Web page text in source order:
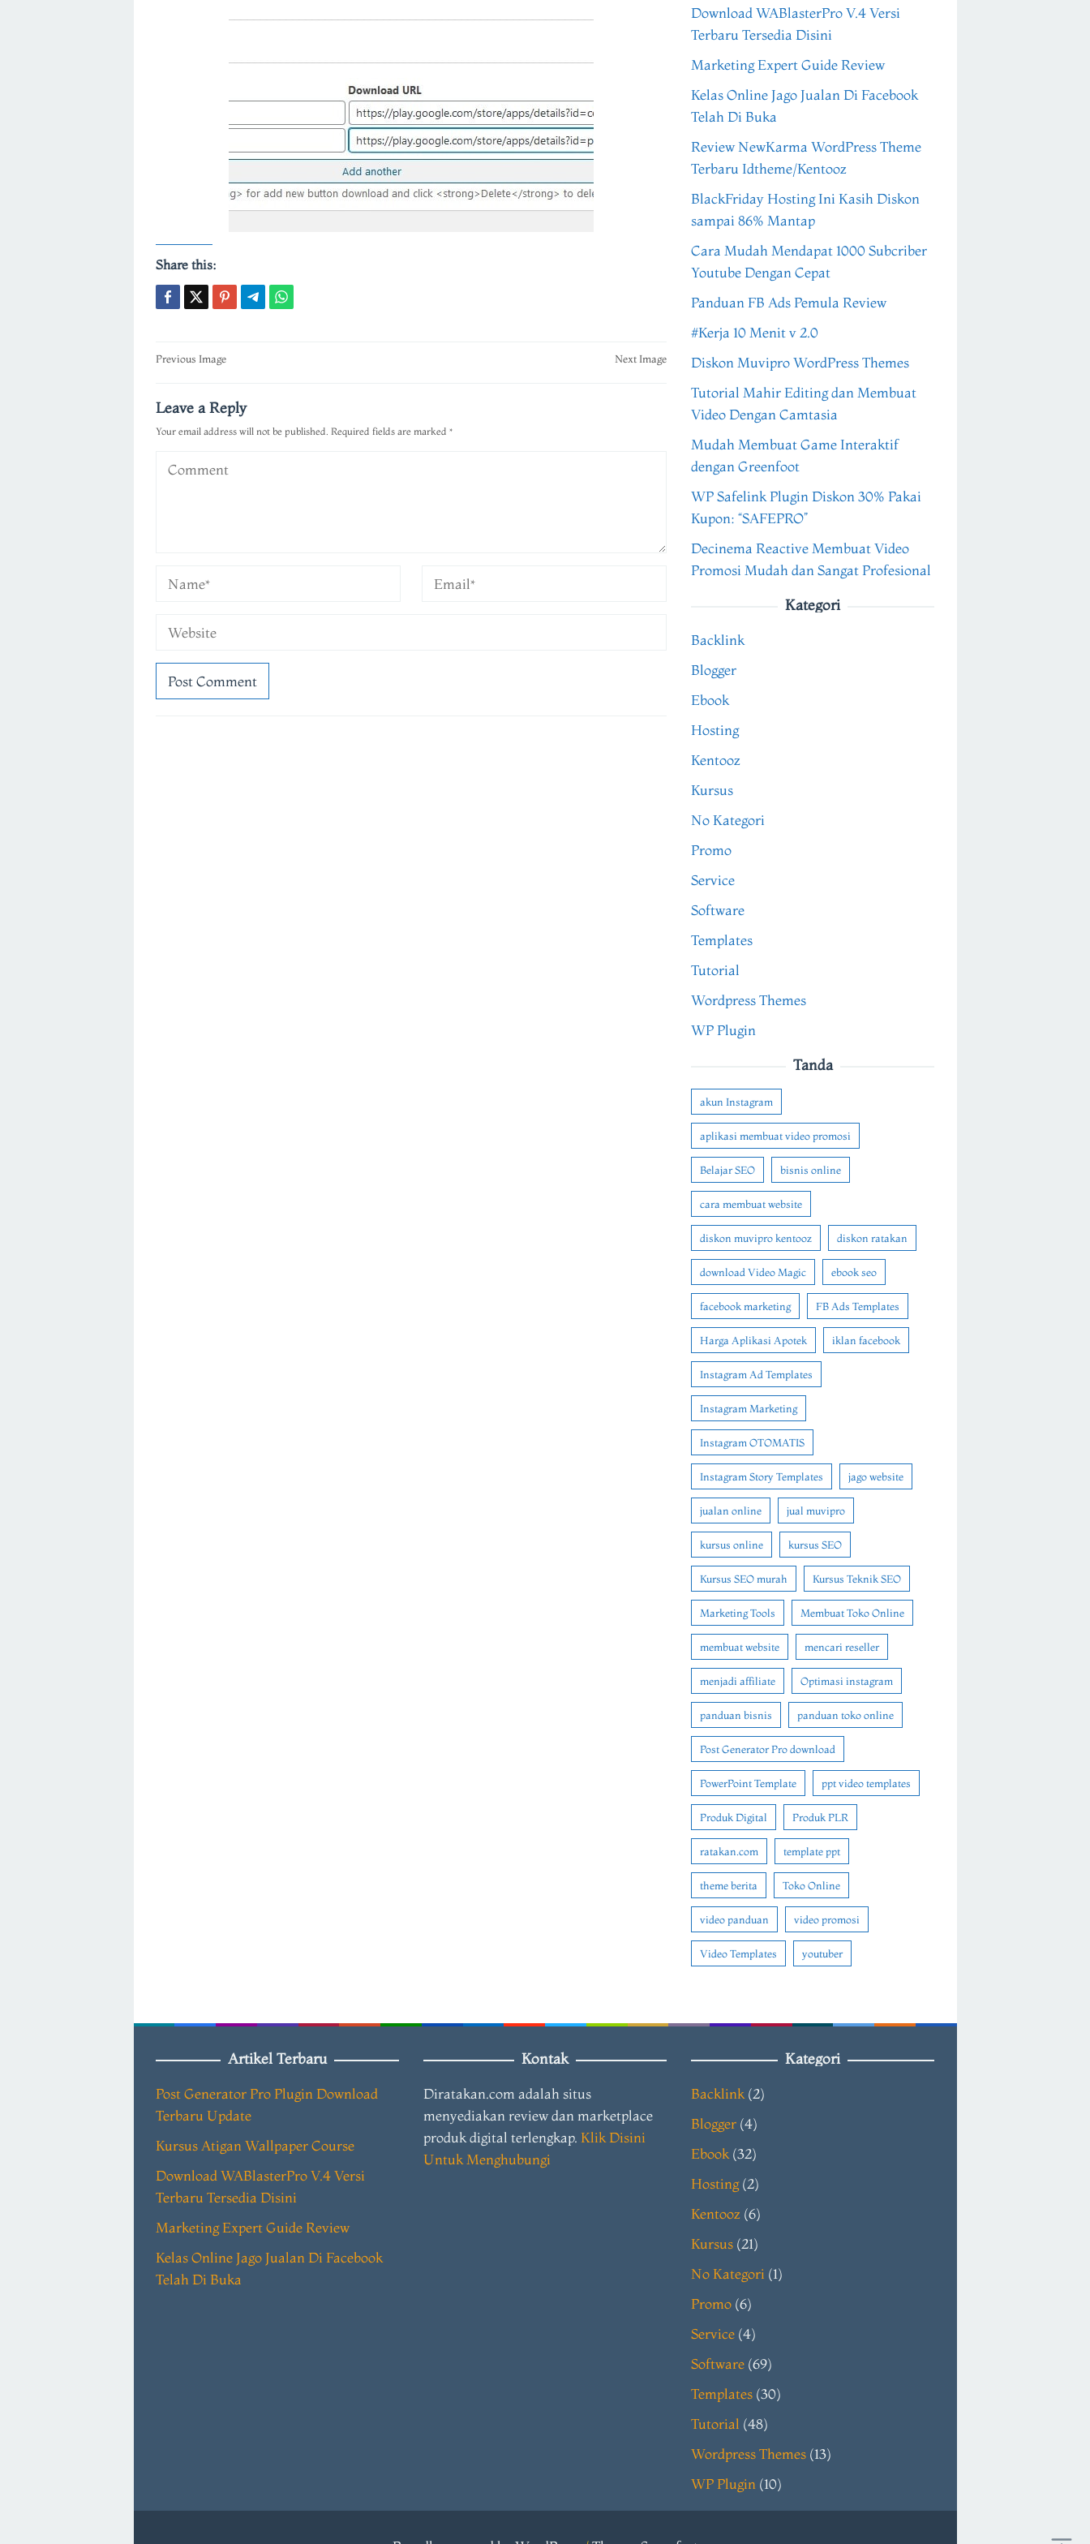
Share this:
Post
Previous Image Next Image
Leave a Reply
Your email address will not be published. Required fields are marked *
Download WABlasterPro V.4 Versi
Terbaru Tersedia Disini
Marketing Expert Guide Review
Kelas Online Jago Jualan Di Facebook
Telah Di Buka
Review NewKarma WordPress Theme
Terbaru Idtheme/Kentooz
BlackFriday Hosting Ini Kasih Diskon
sampai 86% Mantap
Cara Mudah Mendapat 1000 Subcriber
Youtube Dengan Cepat
Panduan FB Ads Pemula Review
#Kerja 10 Menit v 2.0
Diskon Muvipro WordPress Themes
Tutorial Mahir Editing dan Membuat
Video Dengan Camtasia
Mudah Membuat Game Interaktif
dengan Greenfoot
WP Safelink Plugin Diskon 30% Pakai
Kupon: “SAFEPRO”
Decinema Reactive Membuat Video
Promosi Mudah dan Sangat Profesional
Kategori
Backlink
Blogger
Ebook
Hosting
Kentooz
Kursus
No Kategori
Promo
Service
Software
Templates
Tutorial
Wordpress Themes
WP Plugin
Tanda
akun Instagram
aplikasi membuat video promosi
Belajar SEO bisnis online
cara membuat website
diskon muvipro kentooz diskon ratakan
download Video Magic ebook seo
facebook marketing FB Ads Templates
Harga Aplikasi Apotek iklan facebook
Instagram Ad Templates
Instagram Marketing
Instagram OTOMATIS
Instagram Story Templates jago website
jualan online jual muvipro
kursus online kursus SEO
Kursus SEO murah Kursus Teknik SEO
Marketing Tools Membuat Toko Online
membuat website mencari reseller
menjadi affiliate Optimasi instagram
panduan bisnis panduan toko online
Post Generator Pro download
PowerPoint Template ppt video templates
Produk Digital Produk PLR
ratakan.com template ppt
theme berita Toko Online
video panduan video promosi
Video Templates youtuber
Artikel Terbaru
Post Generator Pro Plugin Download
Terbaru Update
Kursus Atigan Wallpaper Course
Download WABlasterPro V.4 Versi
Terbaru Tersedia Disini
Marketing Expert Guide Review
Kelas Online Jago Jualan Di Facebook
Telah Di Buka
Kontak
Diratakan.com adalah situs
menyediakan review dan marketplace
produk digital terlengkap. Klik Disini
Untuk Menghubungi
Kategori
Backlink (2)
Blogger (4)
Ebook (32)
Hosting(2)
Kentooz (6)
Kursus (21)
No Kategori (1)
Promo (6)
Service (4)
Software (69)
Templates (30)
Tutorial (48)
Wordpress Themes (13)
WP Plugin (10)